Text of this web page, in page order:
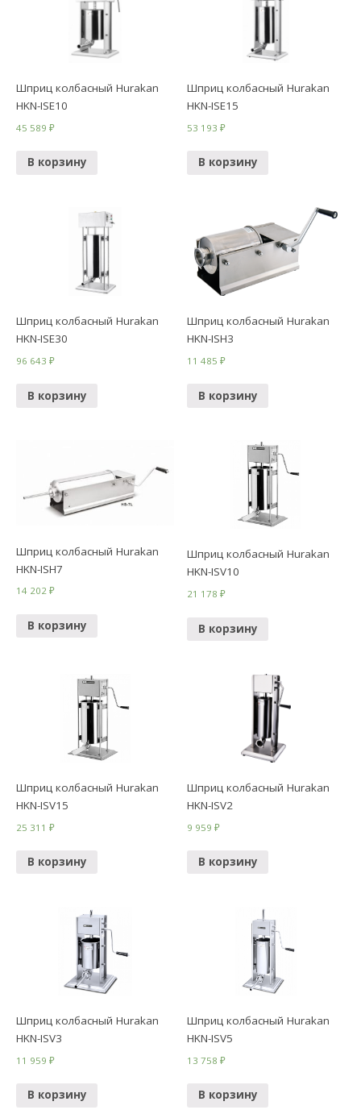
Шприц колбасный Hurakan
HKN-ISE10
45 589₽
В корзину
Шприц колбасный Hurakan
HKN-ISE15
53 193₽
В корзину
Шприц колбасный Hurakan
HKN-ISE30
96 643₽
В корзину
Шприц колбасный Hurakan
HKN-ISH3
11 485₽
В корзину
Шприц колбасный Hurakan
HKN-ISH7
14 202₽
В корзину
Шприц колбасный Hurakan
HKN-ISV10
21 178₽
В корзину
Шприц колбасный Hurakan
HKN-ISV15
25 311₽
В корзину
Шприц колбасный Hurakan
HKN-ISV2
9 959₽
В корзину
Шприц колбасный Hurakan
HKN-ISV3
11 959₽
В корзину
Шприц колбасный Hurakan
HKN-ISV5
13 758₽
В корзину